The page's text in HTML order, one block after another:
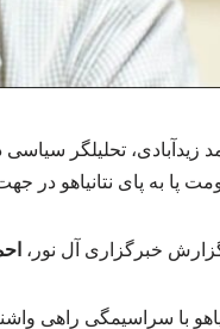
زیدآبادی، تحلیلگر
پا به پای نتانیاهو
خبرگزاری آل نور،
با سراسیمگی راهی